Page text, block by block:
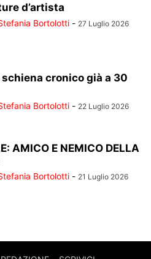
d’artista
Bortolotti - 27 Luglio 2026
cronico già a 30
Bortolotti - 22 Luglio 2026
AMICO E NEMICO DELLA
Bortolotti - 21 Luglio 2026